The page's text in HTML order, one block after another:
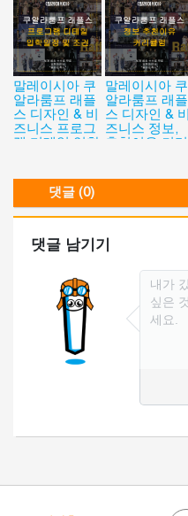
말레이시아 쿠
알라룸프 래플
스 디자인 & 비
즈니스 프로그
램 디테일 입학
말레이시아 쿠
알라룸프 래플
스 디자인 & 비
즈니스 정보,
추천이유 커리
댓글 (0)
댓글 남기기